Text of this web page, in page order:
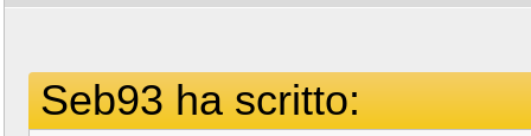
Seb93 ha scritto: